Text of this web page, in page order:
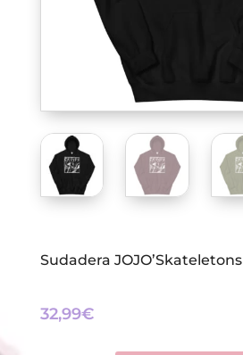
Sudadera JOJO’Skateletons
32,99€